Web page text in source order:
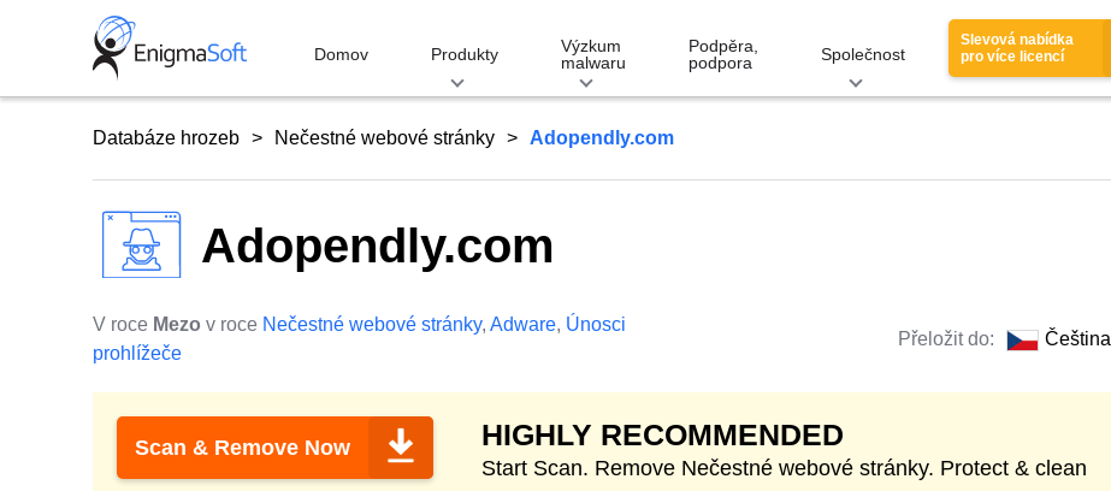
Domov Produkty
Výzkum
malwaru
Podpěra,
podpora
Společnost
Slevová nabídka
pro více licencí
Databáze hrozeb Nečestné webové stránky Adopendly.com
Adopendly.com
V roce Mezo v roce Nečestné webové stránky, Adware, Únosci
prohlížeče
Přeložit do: Čeština
Scan & Remove Now HIGHLY RECOMMENDED
Start Scan. Remove Nečestné webové stránky. Protect & clean